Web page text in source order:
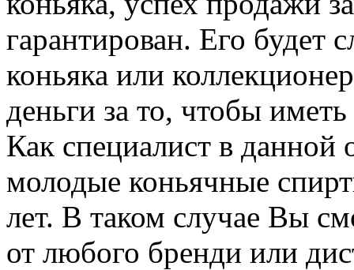
гарантирован. Его будет
коньяка или
деньги за то, чтобы
Как специалист в данной
молодые коньячные
лет. В таком случае Вы
от любого бренди или